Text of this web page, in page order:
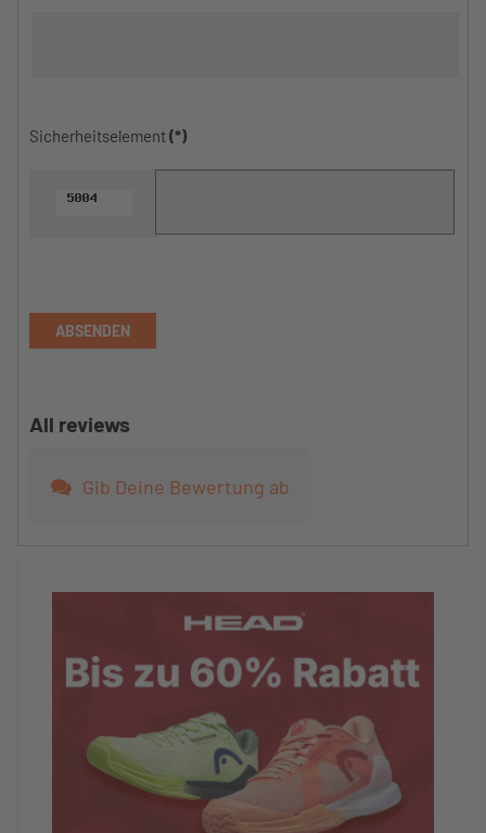
Sicherheitselement(*)
ABSENDEN
All reviews
Gib Deine Bewertung ab